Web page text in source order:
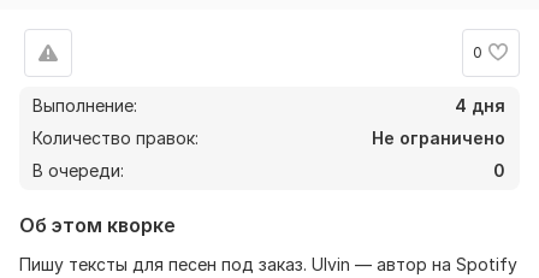
0
Выполнение:
4 дня
Количество правок:
Не ограничено
В очереди:
0
Об этом кворке
Пишу тексты для песен под заказ. Ulvin — автор на Spotify